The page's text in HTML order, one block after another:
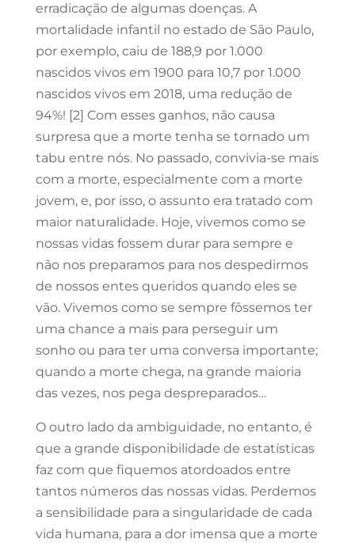
erradicação de algumas doenças. A
mortalidade infantil no estado de São Paulo,
por exemplo, caiu de 188,9 por 1.000
nascidos vivos em 1900 para 10,7 por 1.000
nascidos vivos em 2018, uma redução de
94%! [2] Com esses ganhos, não causa
surpresa que a morte tenha se tornado um
tabu entre nós. No passado, convivia-se mais
com a morte, especialmente com a morte
jovem, e, por isso, o assunto era tratado com
maior naturalidade. Hoje, vivemos como se
nossas vidas fossem durar para sempre e
não nos preparamos para nos despedirmos
de nossos entes queridos quando eles se
vão. Vivemos como se sempre fôssemos ter
uma chance a mais para perseguir um
sonho ou para ter uma conversa importante;
quando a morte chega, na grande maioria
das vezes, nos pega despreparados…
O outro lado da ambiguidade, no entanto, é
que a grande disponibilidade de estatísticas
faz com que fiquemos atordoados entre
tantos números das nossas vidas. Perdemos
a sensibilidade para a singularidade de cada
vida humana, para a dor imensa que a morte